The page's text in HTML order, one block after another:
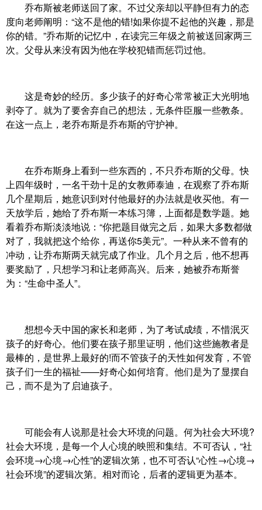
乔布斯被老师送回了家。不过父亲却以平静但有力的态
度向老师阐明：“这不是他的错!如果你提不起他的兴趣，那是
你的错。”乔布斯的记忆中，在读完三年级之前被送回家两三
次。父母从来没有因为他在学校犯错而惩罚过他。
这是奇妙的经历。多少孩子的好奇心常常被正大光明地
剥夺了。就为了要舍弃自己的想法，无条件臣服一些教条。
在这一点上，老乔布斯是乔布斯的守护神。
在乔布斯身上看到一些东西的，不只乔布斯的父母。快
上四年级时，一名干劲十足的女教师泰迪，在观察了乔布斯
几个星期后，她意识到对付他最好的办法就是收买他。有一
天放学后，她给了乔布斯一本练习簿，上面都是数学题。她
看着乔布斯淡淡地说：“你把题目做完之后，如果大多数都做
对了，我就把这个给你，再送你5美元”。一种从来不曾有的
冲动，让乔布斯两天就完成了作业。几个月之后，他不想再
要奖励了，只想学习和让老师高兴。后来，她被乔布斯誉
为：“生命中圣人”。
想想今天中国的家长和老师，为了考试成绩，不惜泯灭
孩子的好奇心。他们要在孩子那里证明，他们这些施教者是
最棒的，是世界上最好的!而不管孩子的天性如何发育，不管
孩子们一生的福祉——好奇心如何培育。他们是为了显摆自
己，而不是为了启迪孩子。
可能会有人说那是社会大环境的问题。何为社会大环境?
社会大环境，是每一个人心境的映照和集结。不可否认，“社
会环境→心境→心性”的逻辑次第，也不可否认“心性→心境→
社会环境”的逻辑次第。相对而论，后者的逻辑更为基本。